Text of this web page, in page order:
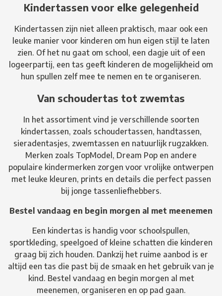
Kindertassen voor elke gelegenheid
Kindertassen zijn niet alleen praktisch, maar ook een
leuke manier voor kinderen om hun eigen stijl te laten
zien. Of het nu gaat om school, een dagje uit of een
logeerpartij, een tas geeft kinderen de mogelijkheid om
hun spullen zelf mee te nemen en te organiseren.
Van schoudertas tot zwemtas
In het assortiment vind je verschillende soorten
kindertassen, zoals schoudertassen, handtassen,
sieradentasjes, zwemtassen en natuurlijk rugzakken.
Merken zoals TopModel, Dream Pop en andere
populaire kindermerken zorgen voor vrolijke ontwerpen
met leuke kleuren, prints en details die perfect passen
bij jonge tassenliefhebbers.
Bestel vandaag en begin morgen al met meenemen
Een kindertas is handig voor schoolspullen,
sportkleding, speelgoed of kleine schatten die kinderen
graag bij zich houden. Dankzij het ruime aanbod is er
altijd een tas die past bij de smaak en het gebruik van je
kind. Bestel vandaag en begin morgen al met
meenemen, organiseren en op pad gaan.